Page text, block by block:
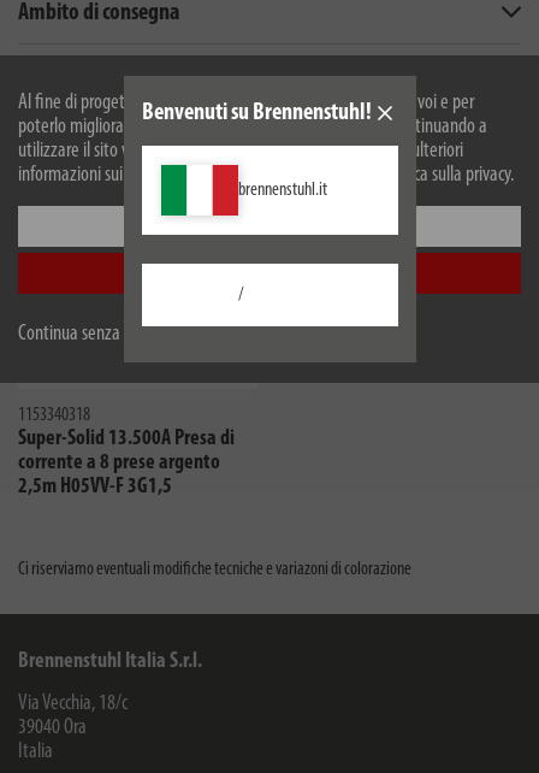
Al fine di progettare il nostro sito web in modo ottimale per voi e per
poterlo migliorare continuamente, utilizziamo i cookies. Continuando a
utilizzare il sito web, accetti il nostro utilizzo dei cookie. Per ulteriori
informazioni sui cookie, si prega di consultare la nostra politica sulla privacy.
Continua senza accettare
Benvenuti su Brennenstuhl!
brennenstuhl.it
/
Ambito di consegna
Questo potrebbe interessarti
1153340318
Super-Solid 13.500A Presa di
corrente a 8 prese argento
2,5m H05VV-F 3G1,5
Ci riserviamo eventuali modifiche tecniche e variazoni di colorazione
Brennenstuhl Italia S.r.l.
Via Vecchia, 18/c
39040Ora
Italia